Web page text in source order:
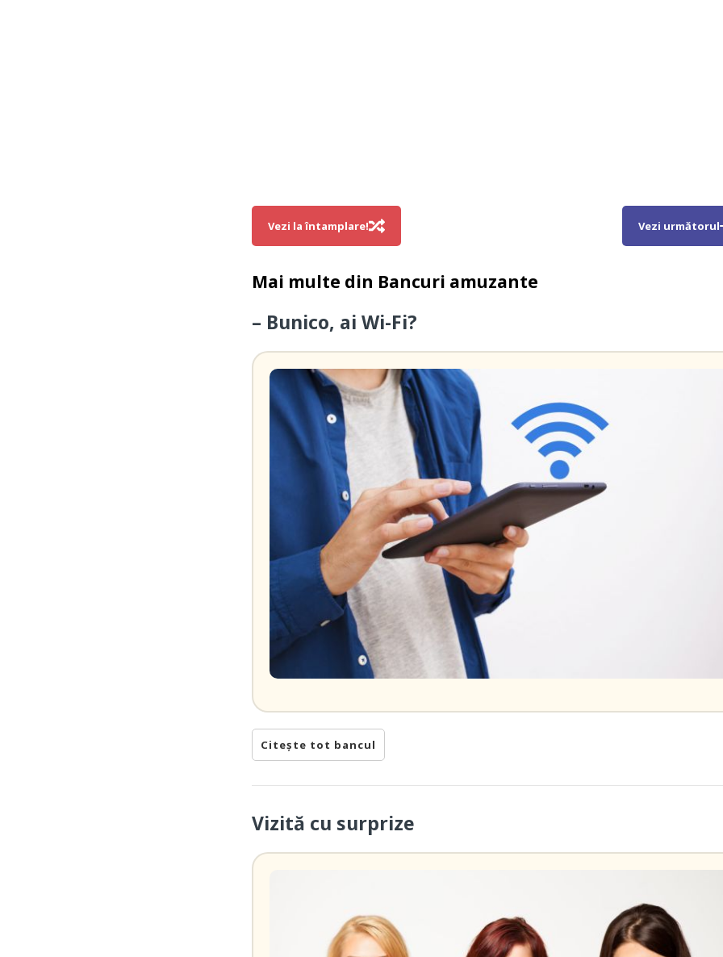
Vezi la întamplare! Vezi următorul
Mai multe din Bancuri amuzante
– Bunico, ai Wi-Fi?
Citește tot bancul
Vizită cu surprize